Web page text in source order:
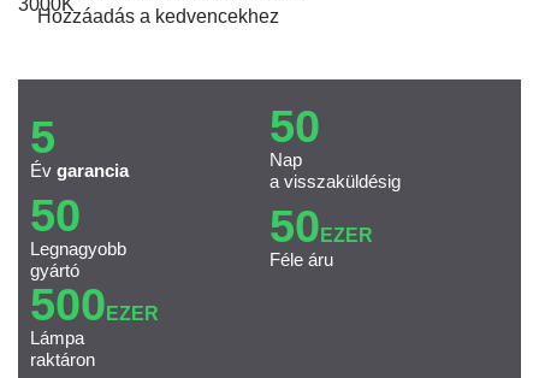
Hozzáadás a kedvencekhez
5
Év garancia
50
Nap
a visszaküldésig
50
Legnagyobb
gyártó
50 EZER
Féle áru
500 EZER
Lámpa
raktáron